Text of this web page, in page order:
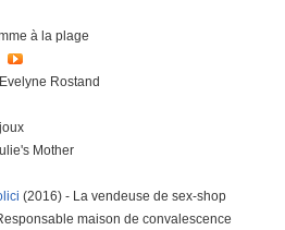
à la plage
Rostand
Mother
(2016) - La vendeuse de sex-shop
maison de convalescence